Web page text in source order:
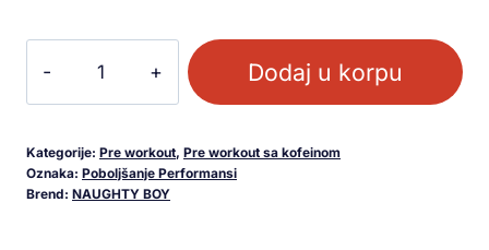
Dodaj u korpu
Kategorije: Pre workout, Pre workout sa kofeinom
Oznaka: Poboljšanje Performansi
Brend: NAUGHTY BOY